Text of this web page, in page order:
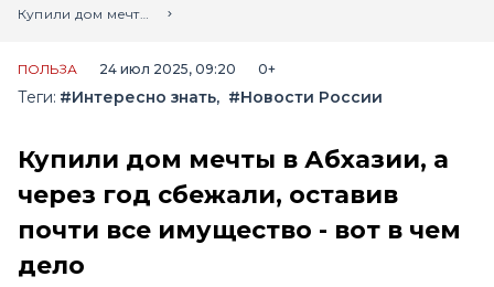
Купили дом мечты в Абхазии, а через год сбежали, оставив почти все имущество - вот в чем дело
ПОЛЬЗА 24 июл 2025, 09:20 0+
Теги: #Интересно знать #Новости России
Купили дом мечты в Абхазии, а
через год сбежали, оставив
почти все имущество - вот в чем
дело